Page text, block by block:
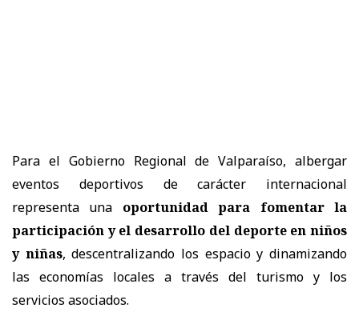
Para el Gobierno Regional de Valparaíso, albergar
eventos deportivos de carácter internacional
representa una
oportunidad para fomentar la
participación y el desarrollo del deporte en niños
y niñas, descentralizando los espacio y dinamizando
las economías locales a través del turismo y los
servicios asociados.